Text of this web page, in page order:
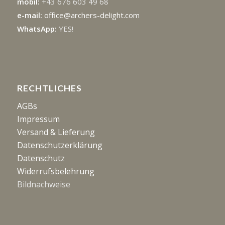
e-mail: office@archers-delight.com
WhatsApp: YES!
RECHTLICHES
AGBs
Impressum
Versand & Lieferung
Datenschutzerklärung
Datenschutz
Widerrufsbelehrung
Bildnachweise